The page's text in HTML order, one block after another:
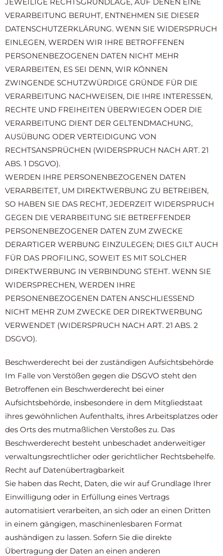
VERARBEITUNG BERUHT, ENTNEHMEN SIE DIESER
DATENSCHUTZERKLÄRUNG. WENN SIE WIDERSPRUCH
EINLEGEN, WERDEN WIR IHRE BETROFFENEN
PERSONENBEZOGENEN DATEN NICHT MEHR
VERARBEITEN, ES SEI DENN, WIR KÖNNEN
ZWINGENDE SCHUTZWÜRDIGE GRÜNDE FÜR DIE
VERARBEITUNG NACHWEISEN, DIE IHRE INTERESSEN,
RECHTE UND FREIHEITEN ÜBERWIEGEN ODER DIE
VERARBEITUNG DIENT DER GELTENDMACHUNG,
AUSÜBUNG ODER VERTEIDIGUNG VON
RECHTSANSPRÜCHEN (WIDERSPRUCH NACH ART. 21
ABS. 1 DSGVO).
WERDEN IHRE PERSONENBEZOGENEN DATEN
VERARBEITET, UM DIREKTWERBUNG ZU BETREIBEN,
SO HABEN SIE DAS RECHT, JEDERZEIT WIDERSPRUCH
GEGEN DIE VERARBEITUNG SIE BETREFFENDER
PERSONENBEZOGENER DATEN ZUM ZWECKE
DERARTIGER WERBUNG EINZULEGEN; DIES GILT AUCH
FÜR DAS PROFILING, SOWEIT ES MIT SOLCHER
DIREKTWERBUNG IN VERBINDUNG STEHT. WENN SIE
WIDERSPRECHEN, WERDEN IHRE
PERSONENBEZOGENEN DATEN ANSCHLIESSEND
NICHT MEHR ZUM ZWECKE DER DIREKTWERBUNG
VERWENDET (WIDERSPRUCH NACH ART. 21 ABS. 2
DSGVO).
Beschwerde­recht bei der zuständigen Aufsichts­behörde
Im Falle von Verstößen gegen die DSGVO steht den
Betroffenen ein Beschwerderecht bei einer
Aufsichtsbehörde, insbesondere in dem Mitgliedstaat
ihres gewöhnlichen Aufenthalts, ihres Arbeitsplatzes oder
des Orts des mutmaßlichen Verstoßes zu. Das
Beschwerderecht besteht unbeschadet anderweitiger
verwaltungsrechtlicher oder gerichtlicher Rechtsbehelfe.
Recht auf Daten­übertrag­barkeit
Sie haben das Recht, Daten, die wir auf Grundlage Ihrer
Einwilligung oder in Erfüllung eines Vertrags
automatisiert verarbeiten, an sich oder an einen Dritten
in einem gängigen, maschinenlesbaren Format
aushändigen zu lassen. Sofern Sie die direkte
Übertragung der Daten an einen anderen